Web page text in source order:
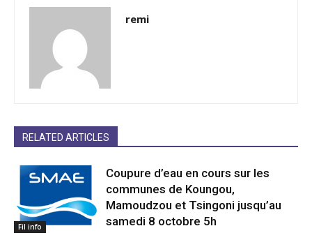
remi
RELATED ARTICLES
Fil info
Coupure d’eau en cours sur les
communes de Koungou,
Mamoudzou et Tsingoni jusqu’au
samedi 8 octobre 5h